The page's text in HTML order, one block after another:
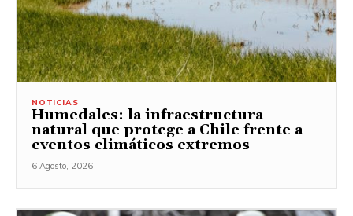
NOTICIAS
Humedales: la infraestructura
natural que protege a Chile frente a
eventos climáticos extremos
6 Agosto, 2026